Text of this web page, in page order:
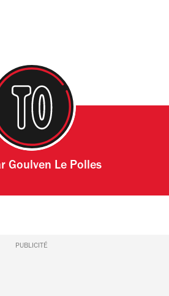
Goulven Le Polles
PUBLICITÉ